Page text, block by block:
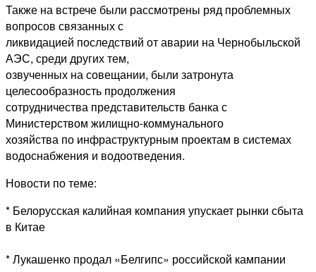
Также на встрече были рассмотрены ряд проблемных
вопросов связанных с
ликвидацией последствий от аварии на Чернобыльской
АЭС, среди других тем,
озвученных на совещании, были затронута
целесообразность продолжения
сотрудничества представительств банка с
Министерством жилищно-коммунального
хозяйства по инфраструктурным проектам в системах
водоснабжения и водоотведения.
Новости по теме:
* Белорусская калийная компания упускает рынки сбыта
в Китае
* Лукашенко продал «Белгипс» российской кампании